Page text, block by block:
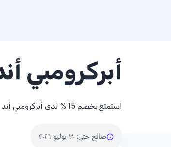
أبركرومبي
استمتع بخصم % 15 لدى أبركرومبي
صالح حتى: ٣٠ يوليو ٢٠٢٦